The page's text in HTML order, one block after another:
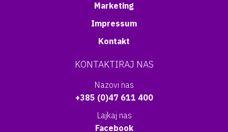
Marketing
Impressum
Kontakt
KONTAKTIRAJ NAS
Nazovi nas
+385 (0)47 611 400
Lajkaj nas
Facebook